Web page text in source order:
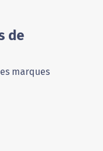
de
marques